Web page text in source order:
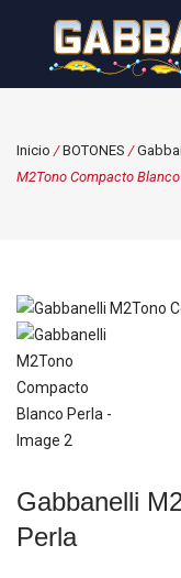
Inicio /BOTONES /
M2Tono Compacto
Gabbanelli
Perla